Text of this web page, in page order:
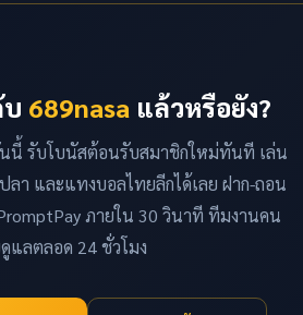
689nasa แล้วหรือยัง?
นนี้ รับโบนัสต้อนรับสมาชิกใหม่ทันที เล่น
ลา และแทงบอลไทยลีกได้เลย ฝาก-ถอน
ภายใน 30 วินาที ทีมงานคน
แลตลอด 24 ชั่วโมง